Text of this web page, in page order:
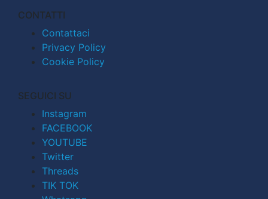
CONTATTI
Contattaci
Privacy Policy
Cookie Policy
SEGUICI SU
Instagram
FACEBOOK
YOUTUBE
Twitter
Threads
TIK TOK